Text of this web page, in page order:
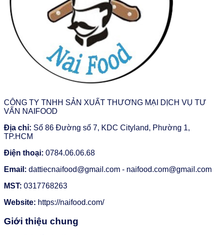
CÔNG TY TNHH SẢN XUẤT THƯƠNG MẠI DỊCH VỤ TƯ
VẤN NAIFOOD
Địa chỉ: Số 86 Đường số 7, KDC Cityland, Phường 1,
TP.HCM
Điện thoại: 0784.06.06.68
Email: dattiecnaifood@gmail.com - naifood.com@gmail.com
MST: 0317768263
Website: https://naifood.com/
Giới thiệu chung